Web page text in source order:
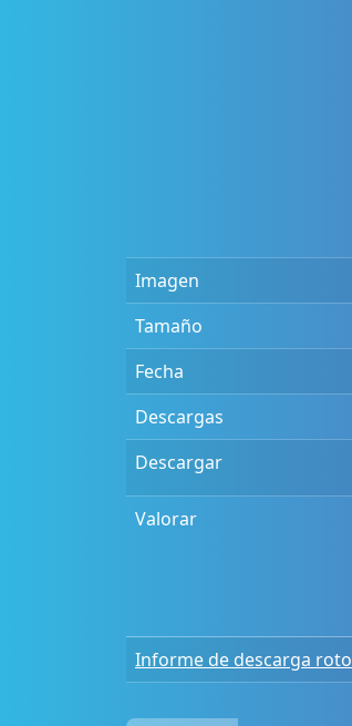
Imagen
Tamaño
Fecha
Descargas
Descargar
Valorar
Informe de descarga roto